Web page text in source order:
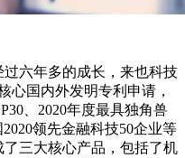
六年多的成长，来也科技
心国内外发明专利申请，
、2020年度最具独角兽
领先金融科技50企业等
三大核心产品，包括了机